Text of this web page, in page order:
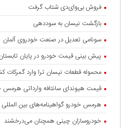
فروش بی‌وای‌دی شتاب گرفت
بازگشت نیسان به سوددهی
سونامی تعدیل در صنعت خودروی آلمان
پیش بینی قیمت خودرو در پایان
محموله قطعات نیسان ترا وارد گمرکات
قیمت هیوندای سانتافه وارداتی هرمس
هرمس خودرو گواهینامه‌های بین المللی TÜV را دریافت کرد
خودروسازان چینی همچنان می‌درخشند